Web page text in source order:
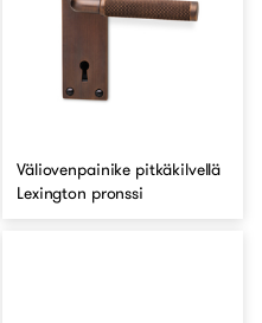
Väliovenpainike pitkäkilvellä
Lexington pronssi